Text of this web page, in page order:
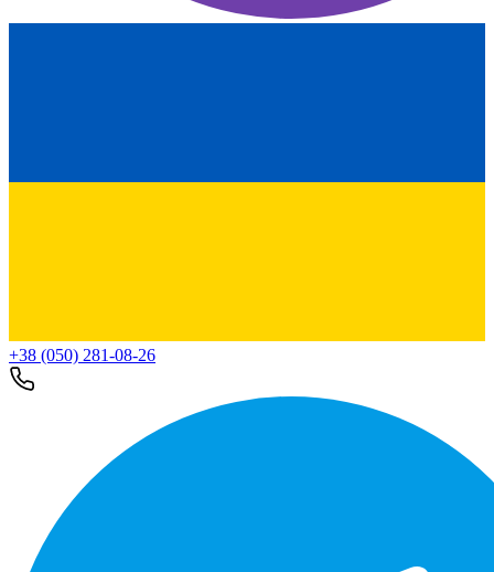
+38 (050) 281-08-26